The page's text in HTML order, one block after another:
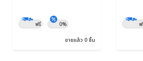
ฟรี 0%
ขายแล้ว 0 ชิ้น
ฟ